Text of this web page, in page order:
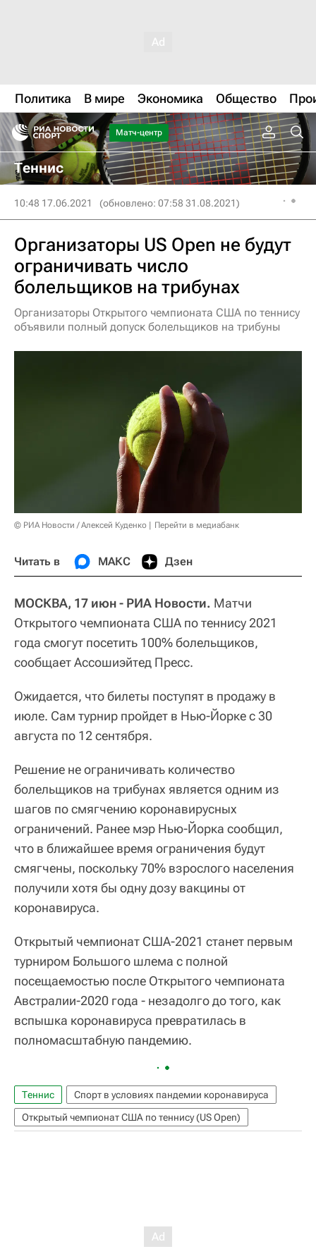
Политика В мире Экономика Общество
Матч-центр
Теннис
10:48 17.06.2021 (обновлено: 07:58 31.08.2021)
Организаторы US Open не будут
ограничивать число
болельщиков на трибунах
Организаторы Открытого чемпионата США по теннису
объявили полный допуск болельщиков на трибуны
© РИА Новости / Алексей Куденко Перейти в медиабанк
Читать в МАКС Дзен
МОСКВА, 17 июн - РИА Новости. Матчи
Открытого чемпионата США по теннису 2021
года смогут посетить 100% болельщиков,
сообщает Ассошиэйтед Пресс.
Ожидается, что билеты поступят в продажу в
июле. Сам турнир пройдет в Нью-Йорке с 30
августа по 12 сентября.
Решение не ограничивать количество
болельщиков на трибунах является одним из
шагов по смягчению коронавирусных
ограничений. Ранее мэр Нью-Йорка сообщил,
что в ближайшее время ограничения будут
смягчены, поскольку 70% взрослого населения
получили хотя бы одну дозу вакцины от
коронавируса.
Открытый чемпионат США-2021 станет первым
турниром Большого шлема с полной
посещаемостью после Открытого чемпионата
Австралии-2020 года - незадолго до того, как
вспышка коронавируса превратилась в
полномасштабную пандемию.
Теннис
Спорт в условиях пандемии коронавируса
Открытый чемпионат США по теннису (US Open)